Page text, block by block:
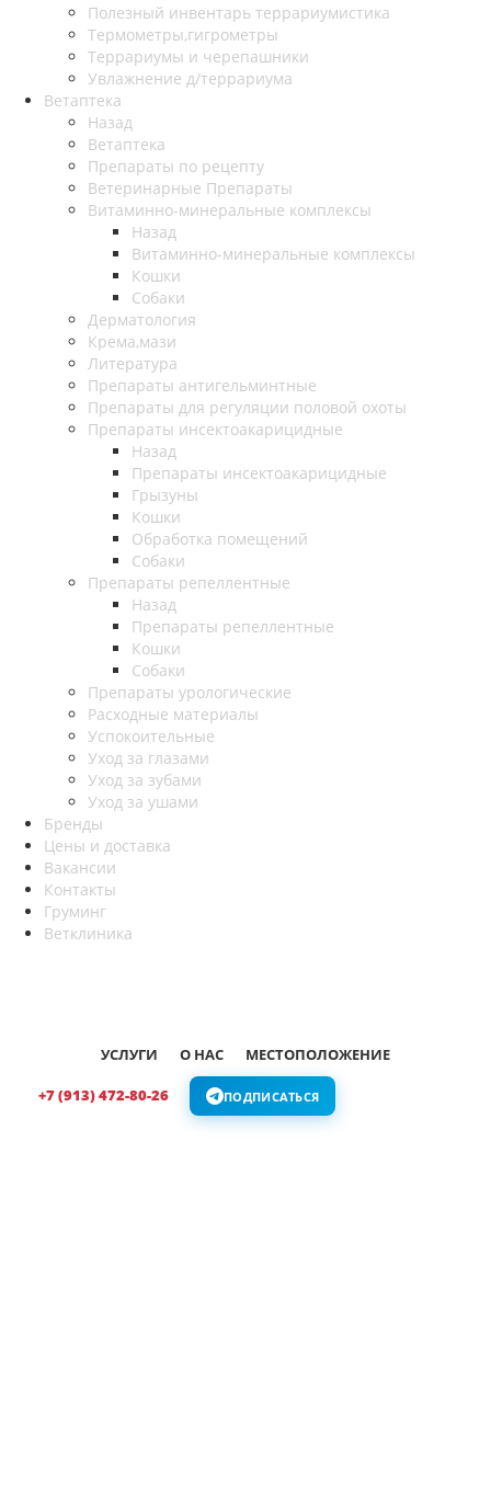
Полезный инвентарь террариумистика
Термометры,гигрометры
Террариумы и черепашники
Увлажнение д/террариума
Ветаптека
Назад
Ветаптека
Препараты по рецепту
Ветеринарные Препараты
Витаминно-минеральные комплексы
Назад
Витаминно-минеральные комплексы
Кошки
Собаки
Дерматология
Крема,мази
Литература
Препараты антигельминтные
Препараты для регуляции половой охоты
Препараты инсектоакарицидные
Назад
Препараты инсектоакарицидные
Грызуны
Кошки
Обработка помещений
Собаки
Препараты репеллентные
Назад
Препараты репеллентные
Кошки
Собаки
Препараты урологические
Расходные материалы
Успокоительные
Уход за глазами
Уход за зубами
Уход за ушами
Бренды
Цены и доставка
Вакансии
Контакты
Груминг
Ветклиника
УСЛУГИ О НАС МЕСТОПОЛОЖЕНИЕ
+7 (913) 472-80-26 ПОДПИСАТЬСЯ